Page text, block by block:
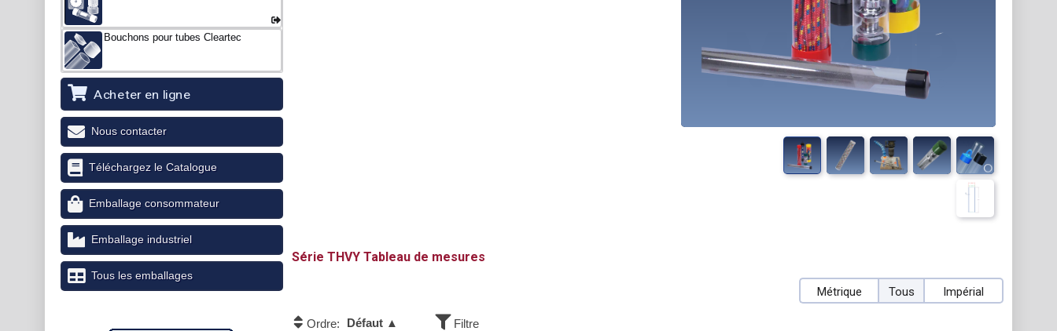
THVYTableau de mesures
Métrique Tous Impérial
Ordre: Défaut ▲ Filtre
Bouchons pour tubes Cleartec
Acheter en ligne
Nous contacter
Téléchargez le Catalogue
Emballage consommateur
Emballage industriel
Tous les emballages